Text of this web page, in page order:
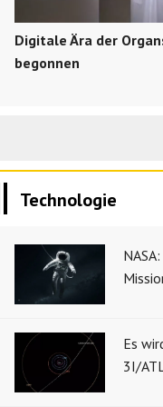
Digitale Ära der
begonnen
Technologie
Es
3I/